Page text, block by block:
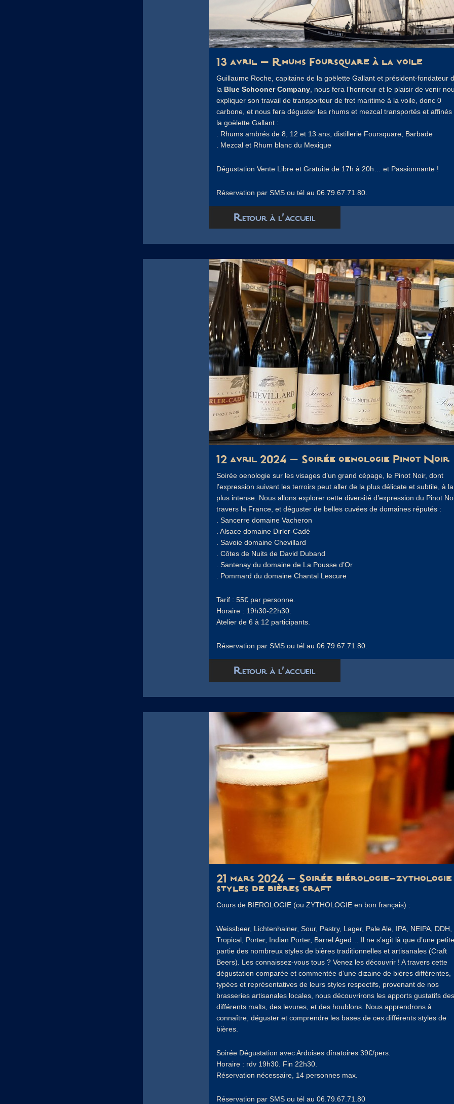
13 avril – Rhums Foursquare à la voile
Guillaume Roche, capitaine de la goëlette Gallant et président-fondateur
la Blue Schooner Company , nous fera l’honneur et le plaisir de venir
expliquer son travail de transporteur de fret maritime à la voile, donc 0
carbone, et nous fera déguster les rhums et mezcal transportés et affinés
la goëlette Gallant :
. Rhums ambrés de 8, 12 et 13 ans, distillerie Foursquare, Barbade
. Mezcal et Rhum blanc du Mexique
Dégustation Vente Libre et Gratuite de 17h à 20h… et Passionnante !
Réservation par SMS ou tél au 06.79.67.71.80.
12 avril 2024 – Soirée oenologie Pinot Noir
Soirée oenologie sur les visages d’un grand cépage, le Pinot Noir, dont
l’expression suivant les terroirs peut aller de la plus délicate et subtile, à la
plus intense. Nous allons explorer cette diversité d’expression du Pinot
travers la France, et déguster de belles cuvées de domaines réputés :
. Sancerre domaine Vacheron
. Alsace domaine Dirler-Cadé
. Savoie domaine Chevillard
. Côtes de Nuits de David Duband
. Santenay du domaine de La Pousse d’Or
. Pommard du domaine Chantal Lescure
Tarif : 55€ par personne.
Horaire : 19h30-22h30.
Atelier de 6 à 12 participants.
Réservation par SMS ou tél au 06.79.67.71.80.
21 mars 2024 – Soirée biérologie-zythologie
styles de bières craft
Cours de BIEROLOGIE (ou ZYTHOLOGIE en bon français) :
Weissbeer, Lichtenhainer, Sour, Pastry, Lager, Pale Ale, IPA, NEIPA, DDH,
Tropical, Porter, Indian Porter, Barrel Aged… Il ne s’agit là que d’une petite
partie des nombreux styles de bières traditionnelles et artisanales (Craft
Beers). Les connaissez-vous tous ? Venez les découvrir ! A travers cette
dégustation comparée et commentée d’une dizaine de bières différentes,
typées et représentatives de leurs styles respectifs, provenant de nos
brasseries artisanales locales, nous découvrirons les apports gustatifs des
différents malts, des levures, et des houblons. Nous apprendrons à
connaître, déguster et comprendre les bases de ces différents styles de
bières.
Soirée Dégustation avec Ardoises dînatoires 39€/pers.
Horaire : rdv 19h30. Fin 22h30.
Réservation nécessaire, 14 personnes max.
Réservation par SMS ou tél au 06.79.67.71.80